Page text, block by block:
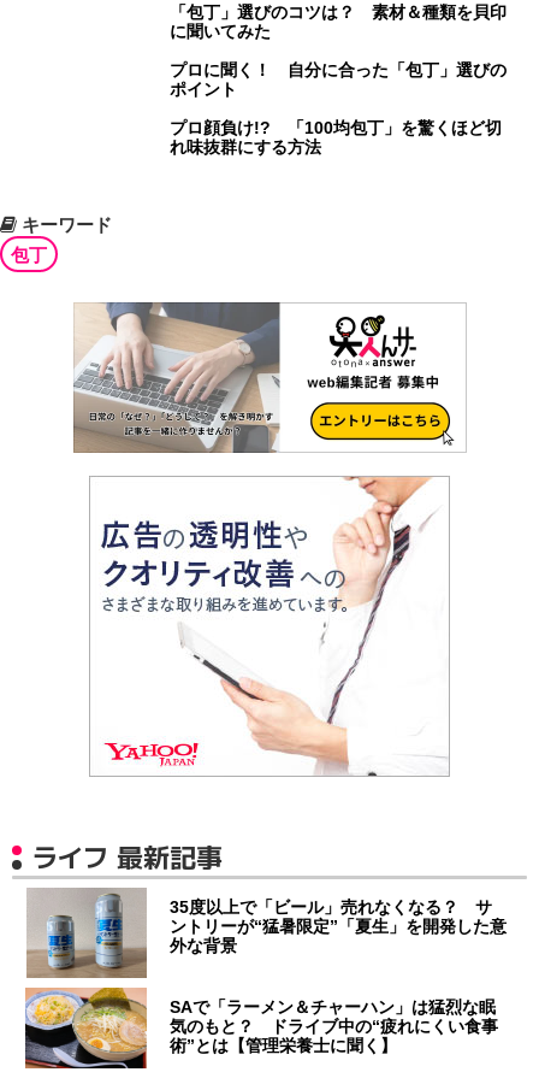
「包丁」選びのコツは？ 素材＆種類を貝印
に聞いてみた
プロに聞く！ 自分に合った「包丁」選びの
ポイント
プロ顔負け!? 「100均包丁」を驚くほど切
れ味抜群にする方法
キーワード
包丁
ライフ 最新記事
35度以上で「ビール」売れなくなる？ サ
ントリーが“猛暑限定”「夏生」を開発した意
外な背景
SAで「ラーメン＆チャーハン」は猛烈な眠
気のもと？ ドライブ中の“疲れにくい食事
術”とは【管理栄養士に聞く】